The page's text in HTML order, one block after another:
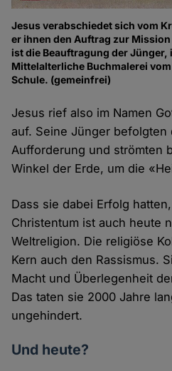
Jesus verabschiedet sich vom
er ihnen den Auftrag zur
ist die Beauftragung der
Mittelalterliche Buchmalerei
Schule. (gemeinfrei)
Jesus rief also im Namen
auf. Seine Jünger befolgten
Aufforderung und strömten
Winkel der Erde, um die
Dass sie dabei Erfolg
Christentum ist auch heute
Weltreligion. Die religiöse
Kern auch den Rassismus.
Macht und Überlegenheit
Das taten sie 2000 Jahre
ungehindert.
Und heute?